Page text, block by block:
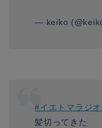
— keiko
#イエトマラジオ
髪切ってきた